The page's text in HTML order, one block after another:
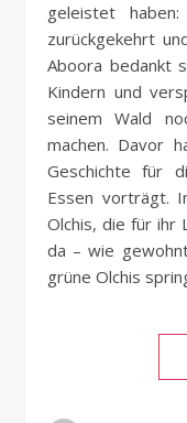
geleistet
zurückgekehrt
Aboora bedankt
Kindern und
seinem Wald
machen. Davor
Geschichte für
Essen vorträgt.
Olchis, die für ihr
da – wie
grüne Olchis